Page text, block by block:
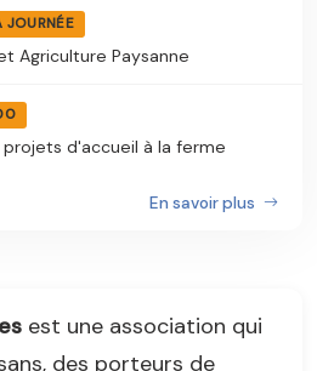
Agriculture Paysanne
d'accueil à la ferme
En savoir plus
est une association qui
des porteurs de